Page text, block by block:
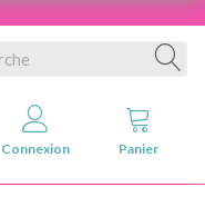
Connexion Panier